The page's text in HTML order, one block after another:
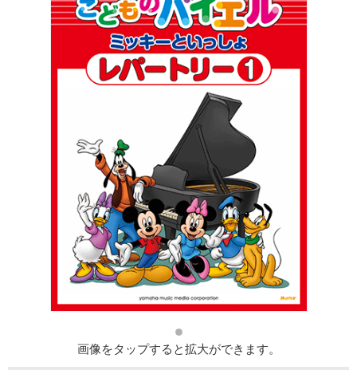
画像をタップすると拡大ができます。